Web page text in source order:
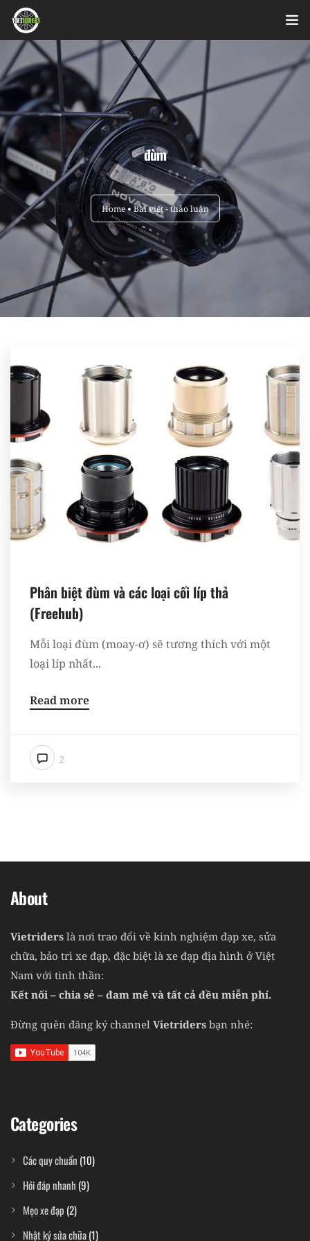
Home
Videos
Sản phẩm
Hỏi đáp nhanh
Nhật ký sửa chữa
About
Login
đùm
Home Bài viết - thảo luận
Phân biệt đùm và các loại cối líp thả
(Freehub)
Mỗi loại đùm (moay-ơ) sẽ tương thích với một
loại líp nhất...
Read more
2
About
Vietriders là nơi trao đổi về kinh nghiệm đạp xe, sửa
chữa, bảo trì xe đạp, đặc biệt là xe đạp địa hình ở Việt
Nam với tinh thần:
Kết nối – chia sẻ – đam mê và tất cả đều miễn phí.
Đừng quên đăng ký channel Vietriders bạn nhé:
Categories
Các quy chuẩn (10)
Hỏi đáp nhanh (9)
Mẹo xe đạp (2)
Nhật ký sửa chữa(1)